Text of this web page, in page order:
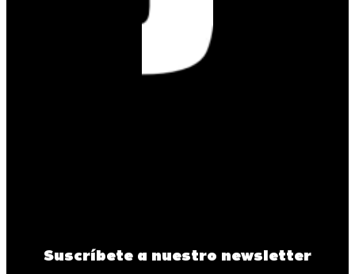
Suscríbete a nuestro newsletter